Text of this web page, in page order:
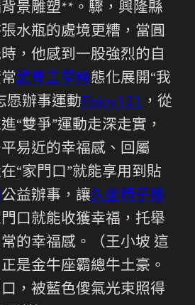
景雕塑**。驟，興隆縣
水瓶的處境更糟，當圓
，他感到一股強烈的自
護脊工學椅態化展開“我
愿辦事運動Enjoy121 ，從
“雙爭”運動走深走實，
易近的幸福感、回屬
“家門口”就能享用到貼
公益辦事，讓久坐椅子推
口就能收獲幸福，托舉
的幸福感。（王小坡 這
是金牛座霸總牛土豪。
，被藍色傻氣光束照得